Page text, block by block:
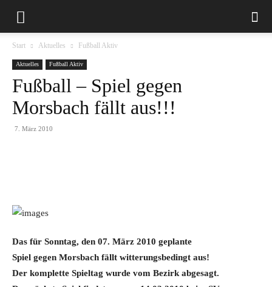
Start Aktuelles Fußball Aktiv
Aktuelles Fußball Aktiv
Fußball – Spiel gegen
Morsbach fällt aus!!!
7. März 2010
Das für Sonntag, den 07. März 2010 geplante
Spiel gegen Morsbach fällt witterungsbedingt aus!
Der komplette Spieltag wurde vom Bezirk abgesagt.